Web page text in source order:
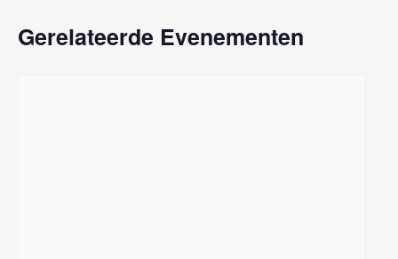
Gerelateerde Evenementen